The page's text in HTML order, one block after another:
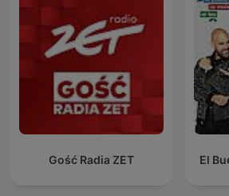
Gość Radia ZET El